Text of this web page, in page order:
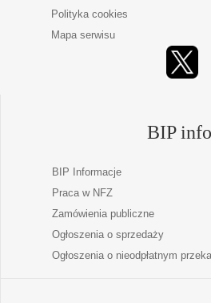
Polityka cookies
Mapa serwisu
BIP info
BIP Informacje
Praca w NFZ
Zamówienia publiczne
Ogłoszenia o sprzedaży
Ogłoszenia o nieodpłatnym